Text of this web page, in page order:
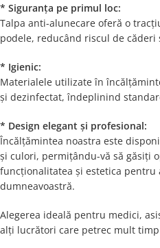
* Siguranța pe primul loc:
Talpa anti-alunecare oferă o
podele, reducând riscul de
* Igienic:
Materialele utilizate în
și dezinfectat, îndeplinind
* Design elegant și profesional:
Încălțămintea noastra este
și culori, permițându-vă să găsiți
funcționalitatea și estetica pentru
dumneavoastră.
Alegerea ideală pentru medici,
alți lucrători care petrec mult